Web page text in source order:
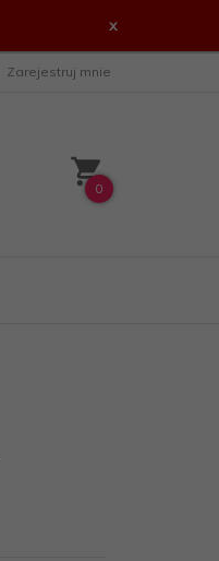
x
Zarejestruj mnie
0